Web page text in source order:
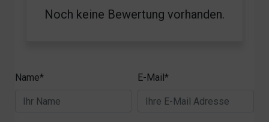
Noch keine Bewertung vorhanden.
Name* E-Mail*